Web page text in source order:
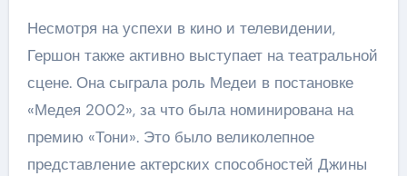
Несмотря на успехи в кино и телевидении,
Гершон также активно выступает на театральной
сцене. Она сыграла роль Медеи в постановке
«Медея 2002», за что была номинирована на
премию «Тони». Это было великолепное
представление актерских способностей Джины